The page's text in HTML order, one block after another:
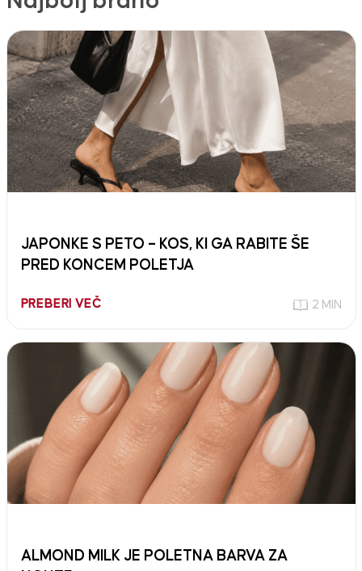
JAPONKE S PETO – KOS, KI GA RABITE ŠE
PRED KONCEM POLETJA
PREBERI VEČ 2 MIN
ALMOND MILK JE POLETNA BARVA ZA